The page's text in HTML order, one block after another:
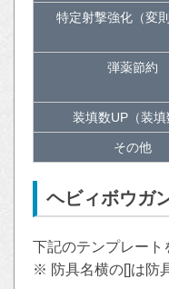
特定射撃強化（変則
弾薬節約
装填数UP（装填
その他
ヘビィボウガ
下記のテンプレート
※ 防具名横の[]は防